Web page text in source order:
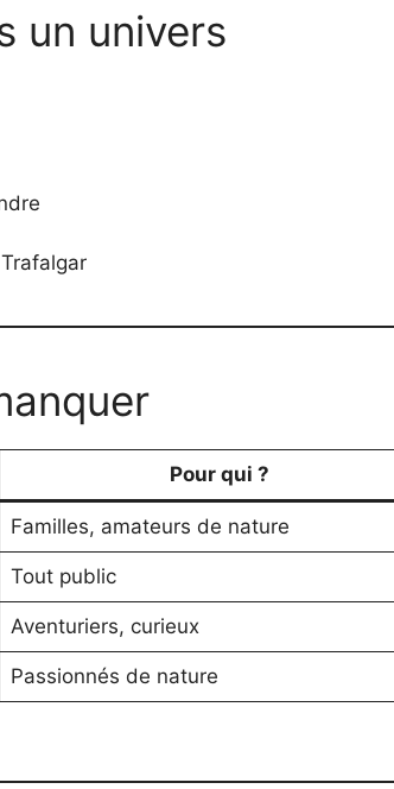
un univers
Pour qui ?
Familles, amateurs de nature
Tout public
Aventuriers, curieux
Passionnés de nature